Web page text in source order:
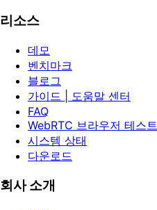
리소스
데모
벤치마크
블로그
가이드 | 도움말 센터
FAQ
WebRTC 브라우저 테스트
시스템 상태
다운로드
회사 소개